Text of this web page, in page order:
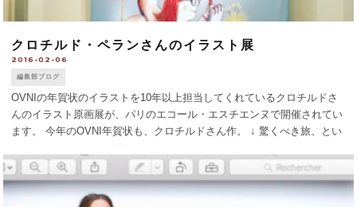
クロチルド・ペランさんのイラスト展
2016-02-06
編集部ブログ
OVNIの年賀状のイラストを10年以上担当してくれているクロチルドさ
んのイラスト原画展が、パリのエコール・エスチエンヌで開催されてい
ます。 今年のOVNI年賀状も、クロチルドさん作。 ↓ 驚くべき旅、とい
ひ。 Clot [...]